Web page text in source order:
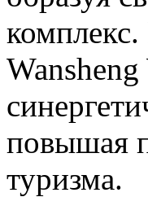
повышая
туризма.